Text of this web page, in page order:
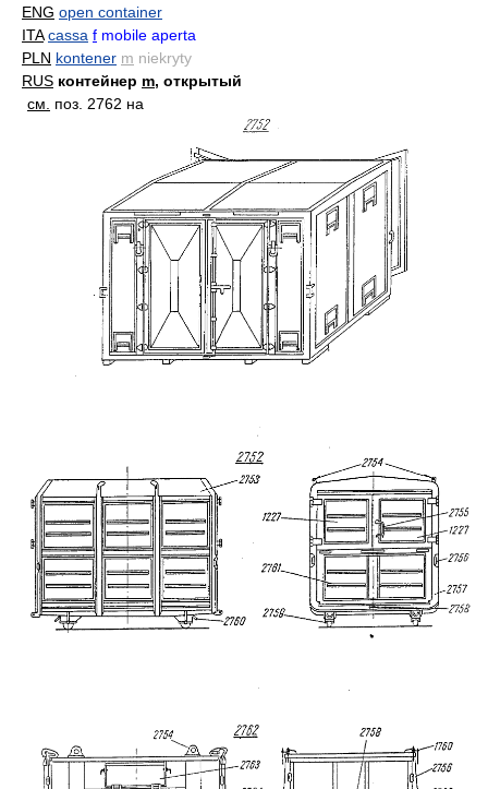
ENG open container
ITA cassa f mobile aperta
PLN kontener m niekryty
RUS контейнер m, открытый
см. поз. 2762 на